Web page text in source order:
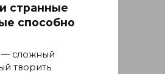
странные
способно
— сложный
творить